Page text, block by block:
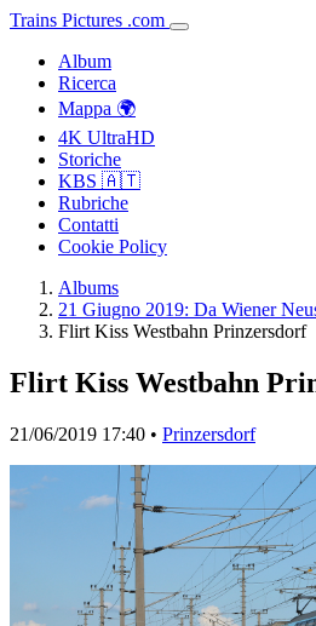
Trains Pictures .com
Album
Ricerca
Mappa 🌍
4K UltraHD
Storiche
KBS 🇦🇹
Rubriche
Contatti
Cookie Policy
Albums
21 Giugno 2019: Da Wiener
Flirt Kiss Westbahn Prinzersdorf
Flirt Kiss Westbahn
21/06/2019 17:40 • Prinzersdorf